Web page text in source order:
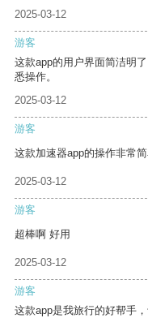
2025-03-12
游客
这款app的用户界面简洁明
悉操作。
2025-03-12
游客
这款加速器app的操作非常
2025-03-12
游客
超棒啊 好用
2025-03-12
游客
这款app是我旅行的好帮手